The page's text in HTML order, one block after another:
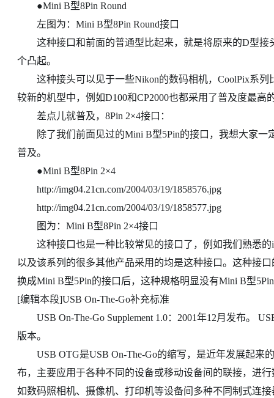
●Mini B型8Pin Round
左图为：Mini B型8Pin Round接口
这种接口和前面的普通型比起来，就是将原来的D型接
个凸起。
这种接头可以见于一些Nikon的数码相机，CoolPix系列
较新的机型中，例如D100和CP2000也都采用了普及度最高
差点儿就普及，8Pin 2×4接口：
除了我们前面见过的Mini B型5Pin的接口，我想大家一
普及。
●Mini B型8Pin 2×4
http://img04.21cn.com/2004/03/19/1858576.jpg
http://img04.21cn.com/2004/03/19/1858577.jpg
图为：Mini B型8Pin 2×4接口
这种接口也是一种比较常见的接口了，例如我们熟悉的
以及该系列的很多其他产品采用的均是这种接口。这种接
换成Mini B型5Pin的接口后，这种规格明显没有Mini B型
[编辑本段]USB On-The-Go补充标准
USB On-The-Go Supplement 1.0：2001年12月发布。
版本。
USB OTG是USB On-The-Go的缩写，是近年发展起来的
布，主要应用于各种不同的设备或移动设备间的联接，进
如数码照相机、摄像机、打印机等设备间多种不同制式连